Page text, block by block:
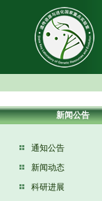
新闻公告
通知公告
新闻动态
科研进展